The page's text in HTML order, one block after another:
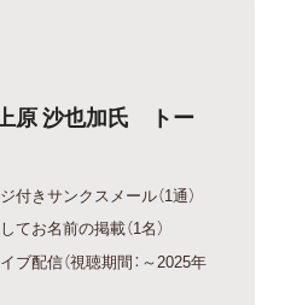
原 沙也加氏 トー
きサンクスメール（1通）
お名前の掲載（1名）
ブ配信（視聴期間：～2025年